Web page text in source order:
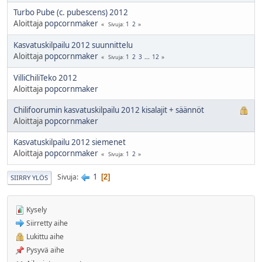
Turbo Pube (c. pubescens) 2012
Aloittaja popcornmaker Sivuja 1 2
Kasvatuskilpailu 2012 suunnittelu
Aloittaja popcornmaker Sivuja 1 2 3 ... 12
VilliChiliTeko 2012
Aloittaja popcornmaker
Chilifoorumin kasvatuskilpailu 2012 kisalajit + säännöt
Aloittaja popcornmaker
Kasvatuskilpailu 2012 siemenet
Aloittaja popcornmaker Sivuja 1 2
SIIRRY YLÖS Sivuja 1 2
Kysely
Siirretty aihe
Lukittu aihe
Pysyvä aihe